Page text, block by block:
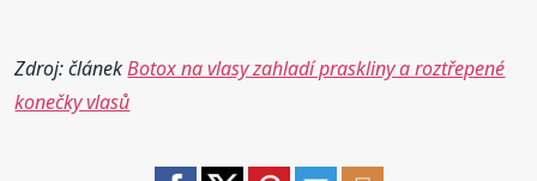
Zdroj: článekBotox na vlasy zahladí praskliny a roztřepené
konečky vlasů